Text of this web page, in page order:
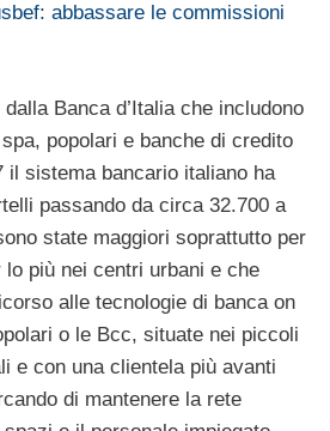
abbassare le commissioni
Banca d’Italia che includono
popolari e banche di credito
il sistema bancario italiano ha
passando da circa 32.700 a
state maggiori soprattutto per
più nei centri urbani e che
alle tecnologie di banca on
o le Bcc, situate nei piccoli
e con una clientela più avanti
di mantenere la rete